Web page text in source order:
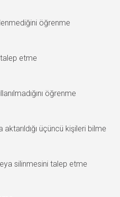
öğrenme
etme
öğrenme
aktarıldığı üçüncü kişileri bilme
silinmesini talep etme